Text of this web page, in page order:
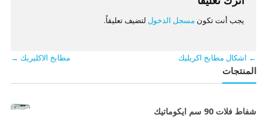
يجب أنت تكون مسجل الدخول لتضيف تعليقاً.
← اشكال مطابخ اكريليك مطابخ الاكليريك →
المنتجات
شفاط فلات 90 سم ايكوماتيك